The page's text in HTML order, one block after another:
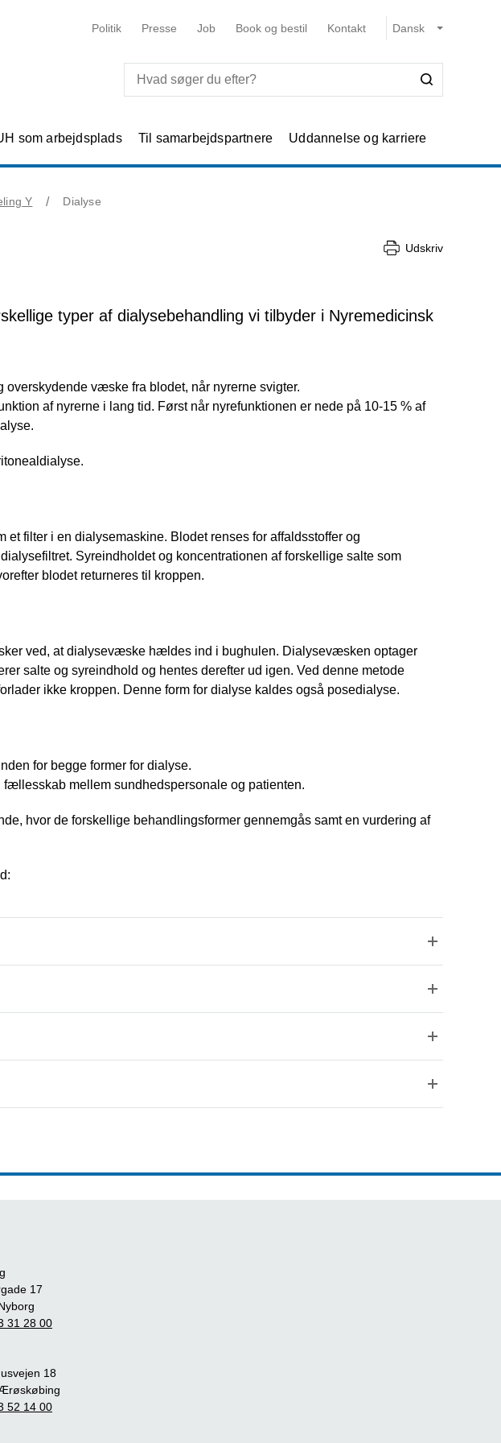
Politik Presse Job Book og bestil Kontakt
som arbejdsplads Til samarbejdspartnere Uddannelse og karriere
Y Dialyse
Udskriv
typer af dialysebehandling vi tilbyder i Nyremedicinsk
overskydende væske fra blodet, når nyrerne svigter.
af nyrerne i lang tid. Først når nyrefunktionen er nede på 10-15 % af
filter i en dialysemaskine. Blodet renses for affaldsstoffer og
Syreindholdet og koncentrationen af forskellige salte som
blodet returneres til kroppen.
ved, at dialysevæske hældes ind i bughulen. Dialysevæsken optager
salte og syreindhold og hentes derefter ud igen. Ved denne metode
ikke kroppen. Denne form for dialyse kaldes også posedialyse.
for begge former for dialyse.
mellem sundhedspersonale og patienten.
hvor de forskellige behandlingsformer gennemgås samt en vurdering af
17
31 28 00
18
52 14 00